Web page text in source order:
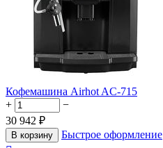
Кофемашина Airhot AC-715
+
−
30 942 ₽
В корзину
Быстрое оформление